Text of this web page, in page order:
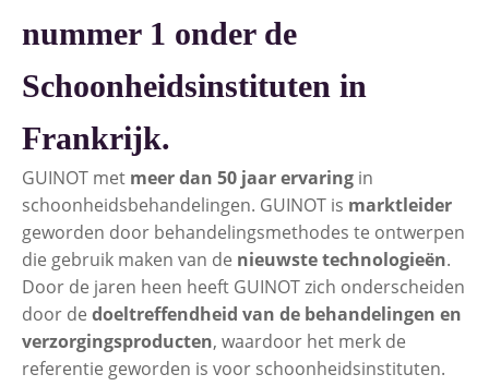
nummer 1 onder de
Schoonheidsinstituten in
Frankrijk.
GUINOT met meer dan 50 jaar ervaring in
schoonheidsbehandelingen. GUINOT is marktleider
geworden door behandelingsmethodes te ontwerpen
die gebruik maken van de nieuwste technologieën.
Door de jaren heen heeft GUINOT zich onderscheiden
door de doeltreffendheid van de behandelingen en
verzorgingsproducten, waardoor het merk de
referentie geworden is voor schoonheidsinstituten.